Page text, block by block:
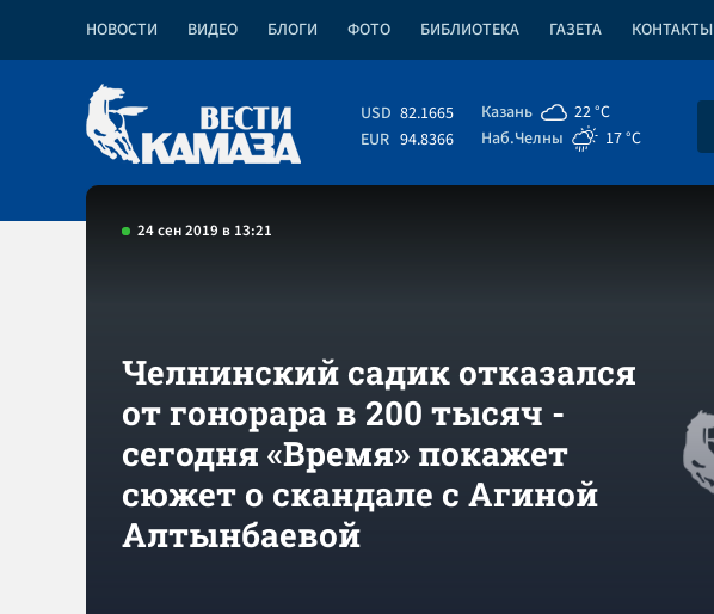
НОВОСТИ ВИДЕО БЛОГИ ФОТО БИБЛИОТЕКА ГАЗЕТА КОНТАКТЫ
USD 82.1665
EUR 94.8366
Казань
22 °C
Наб.Челны
17 °C
24 сен 2019 в 13:21
Челнинский садик отказался
от гонорара в 200 тысяч -
сегодня «Время» покажет
сюжет о скандале с Агиной
Алтынбаевой